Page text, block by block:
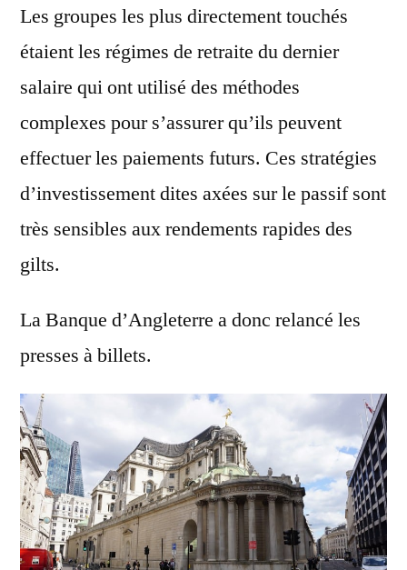
Les groupes les plus directement touchés
étaient les régimes de retraite du dernier
salaire qui ont utilisé des méthodes
complexes pour s’assurer qu’ils peuvent
effectuer les paiements futurs. Ces stratégies
d’investissement dites axées sur le passif sont
très sensibles aux rendements rapides des
gilts.
La Banque d’Angleterre a donc relancé les
presses à billets.